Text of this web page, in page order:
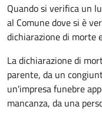
Quando si verifica un
al Comune dove si è
dichiarazione di morte
La dichiarazione di
parente, da un
un'impresa funebre
mancanza, da una